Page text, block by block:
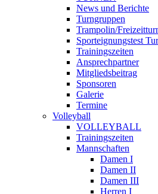
News und Berichte
Turngruppen
Trampolin/
Sporteignungstest
Trainingszeiten
Ansprechpartner
Mitgliedsbeitrag
Sponsoren
Galerie
Termine
Volleyball
VOLLEYBALL
Trainingszeiten
Mannschaften
Damen I
Damen II
Damen III
Herren I